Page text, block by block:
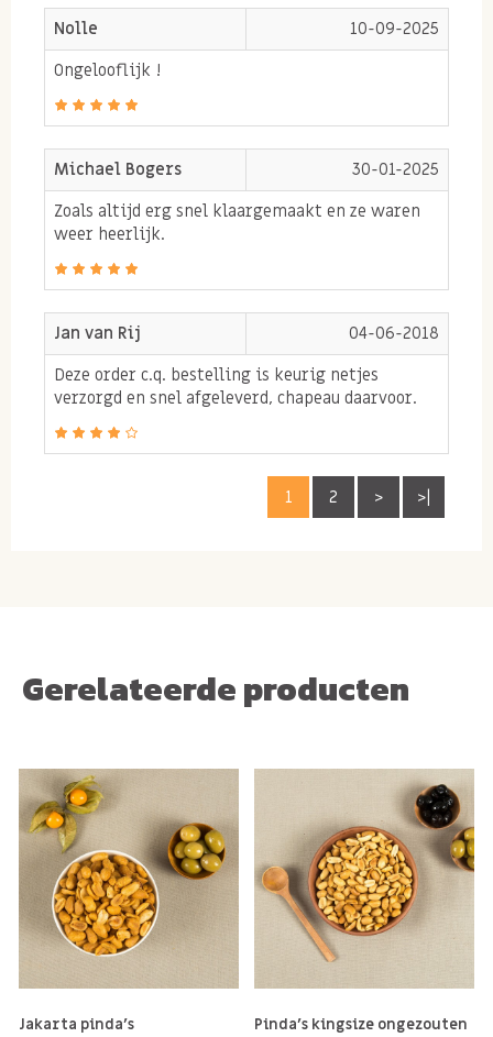
SESAM
Nolle
10-09-2025
Ongelooflijk !
Michael Bogers
30-01-2025
Zoals altijd erg snel klaargemaakt en ze waren
weer heerlijk.
Jan van Rij
04-06-2018
Deze order c.q. bestelling is keurig netjes
verzorgd en snel afgeleverd, chapeau daarvoor.
1 2 > >|
Gerelateerde producten
Jakarta pinda's Pinda's kingsize ongezouten